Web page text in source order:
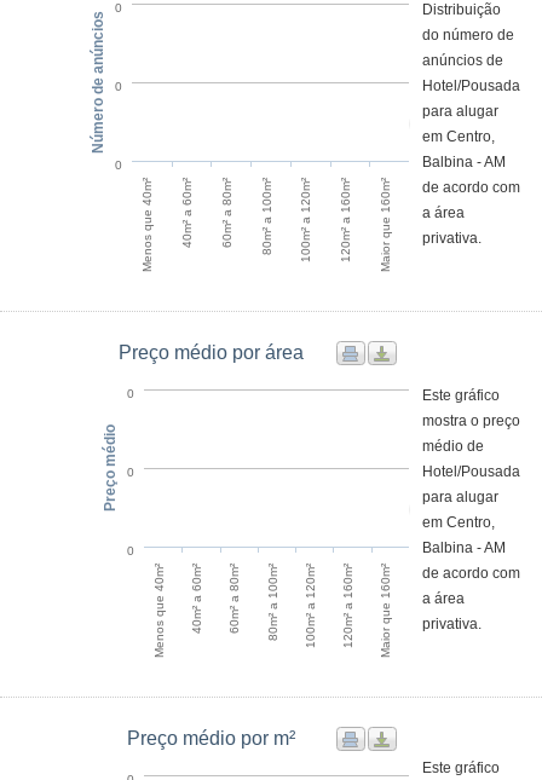
Menos que 40m² 40m² a 60m² 60m² a 80m² 80m² a 100m² 100m² a 120m² 120m² a 160m² Maior que 160m²
0
0
0
Número de anúncios
Distribuição
do número de
anúncios de
Hotel/Pousada
para alugar
em Centro,
Balbina - AM
de acordo com
a área
privativa.
Preço médio por área
Menos que 40m² 40m² a 60m² 60m² a 80m² 80m² a 100m² 100m² a 120m² 120m² a 160m² Maior que 160m²
0
0
0
Preço médio
Este gráfico
mostra o preço
médio de
Hotel/Pousada
para alugar
em Centro,
Balbina - AM
de acordo com
a área
privativa.
Preço médio por m²
Este gráfico